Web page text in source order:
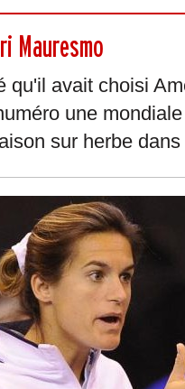
Mauresmo
qu'il avait choisi
une
sur herbe